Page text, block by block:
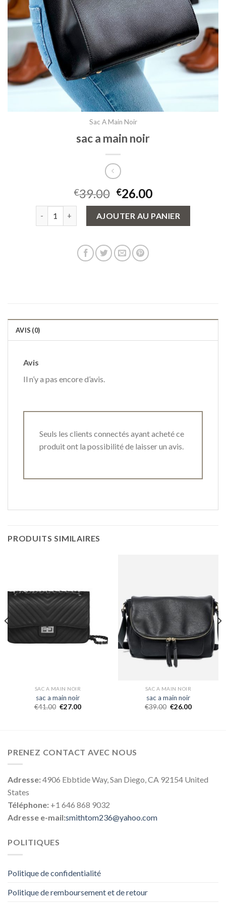
Sac A Main Noir
sac a main noir
€39.00 €26.00
AJOUTER AU PANIER
AVIS (0)
Avis
Il n’y a pas encore d’avis.
Seuls les clients connectés ayant acheté ce
produit ont la possibilité de laisser un avis.
PRODUITS SIMILAIRES
SAC A MAIN NOIR
sac a main noir
€41.00 €27.00
SAC A MAIN NOIR
sac a main noir
€39.00 €26.00
PRENEZ CONTACT AVEC NOUS
Adresse:4906 Ebbtide Way, San Diego, CA 92154 United
States
Téléphone: +1 646 868 9032
Adresse e-mail:smithtom236@yahoo.com
POLITIQUES
Politique de confidentialité
Politique de remboursement et de retour